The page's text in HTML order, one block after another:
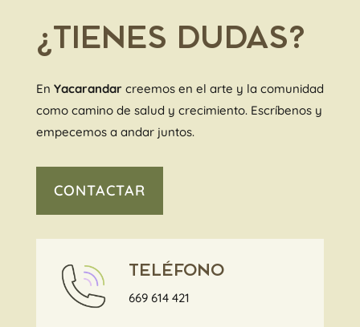
¿TIENES DUDAS?
En Yacarandarcreemos en el arte y la comunidad
como camino de salud y crecimiento. Escríbenos y
empecemos a andar juntos.
CONTACTAR
TELÉFONO
669 614 421